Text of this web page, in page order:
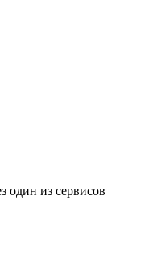
один из сервисов